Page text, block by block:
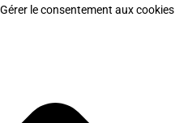
Gérer le consentement aux cookies